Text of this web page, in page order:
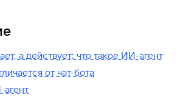
а действует: что такое ИИ-агент
от чат-бота
агент